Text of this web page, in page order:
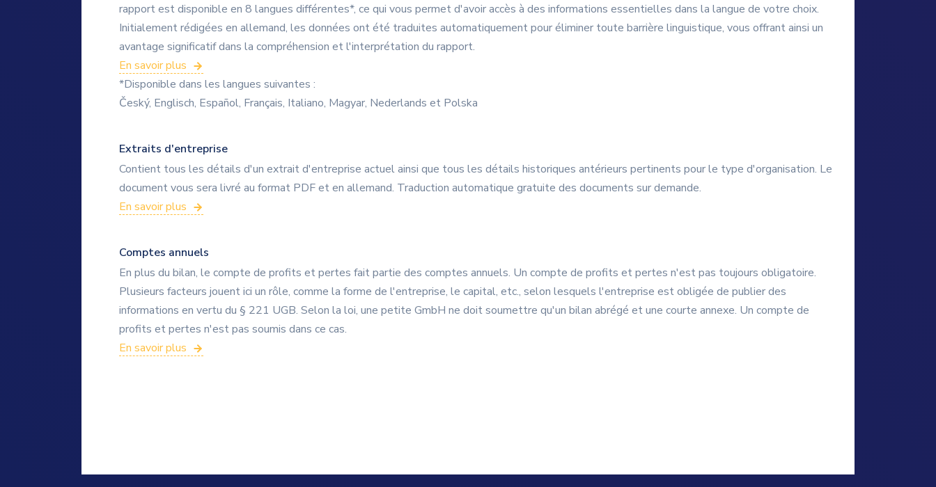
rapport est disponible en 8 langues différentes*, ce qui vous permet d'avoir accès à des informations essentielles dans la langue de votre choix.
Initialement rédigées en allemand, les données ont été traduites automatiquement pour éliminer toute barrière linguistique, vous offrant ainsi un
avantage significatif dans la compréhension et l'interprétation du rapport.
En savoir plus
*Disponible dans les langues suivantes :
Český, Englisch, Español, Français, Italiano, Magyar, Nederlands et Polska
Extraits d'entreprise
Contient tous les détails d'un extrait d'entreprise actuel ainsi que tous les détails historiques antérieurs pertinents pour le type d'organisation. Le
document vous sera livré au format PDF et en allemand. Traduction automatique gratuite des documents sur demande.
En savoir plus
Comptes annuels
En plus du bilan, le compte de profits et pertes fait partie des comptes annuels. Un compte de profits et pertes n'est pas toujours obligatoire.
Plusieurs facteurs jouent ici un rôle, comme la forme de l'entreprise, le capital, etc., selon lesquels l'entreprise est obligée de publier des
informations en vertu du § 221 UGB. Selon la loi, une petite GmbH ne doit soumettre qu'un bilan abrégé et une courte annexe. Un compte de
profits et pertes n'est pas soumis dans ce cas.
En savoir plus